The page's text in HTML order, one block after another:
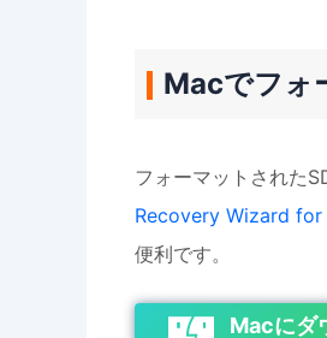
Macでフォ
フォーマットされた
Recovery Wizard for
便利です。
Macにダ